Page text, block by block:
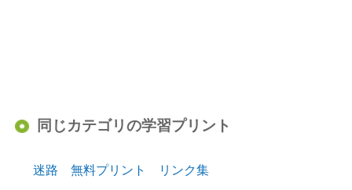
同じカテゴリの学習プリント
迷路 無料プリント リンク集